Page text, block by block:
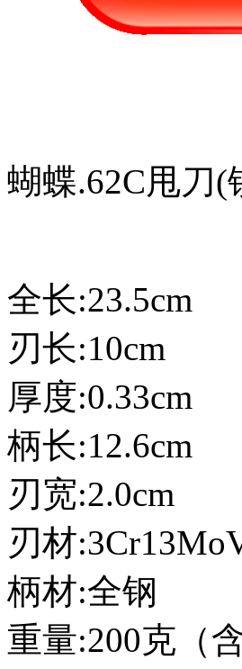
蝴蝶.62C甩刀(
全长:23.5cm
刃长:10cm
厚度:0.33cm
柄长:12.6cm
刃宽:2.0cm
刃材
柄材:全钢
重量:200克（